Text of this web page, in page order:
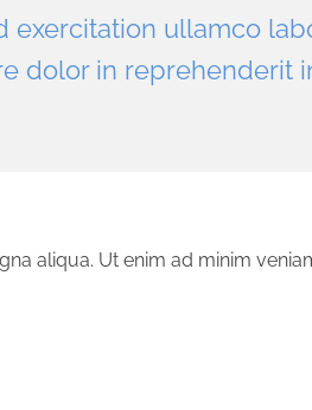
exercitation ullamco
dolor in reprehenderit
aliqua. Ut enim ad minim